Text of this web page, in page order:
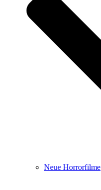
Neue Horrorfilme